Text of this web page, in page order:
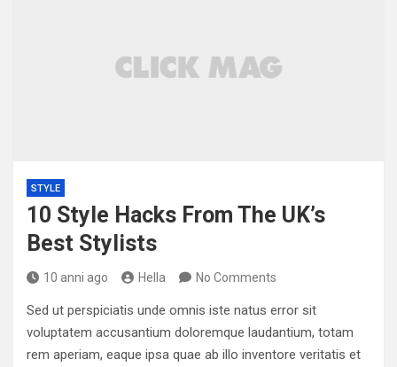
STYLE
10 Style Hacks From The UK’s
Best Stylists
10 anni ago Hella No Comments
Sed ut perspiciatis unde omnis iste natus error sit
voluptatem accusantium doloremque laudantium, totam
rem aperiam, eaque ipsa quae ab illo inventore veritatis et